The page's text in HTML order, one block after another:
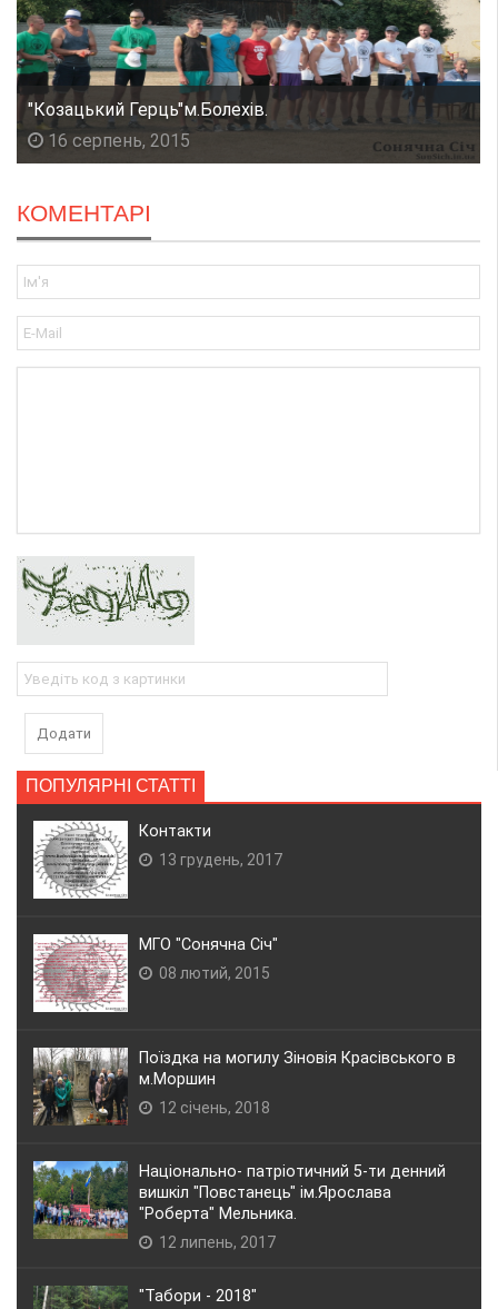
"Козацький Герць"м.Болехів.
16 серпень, 2015
КОМЕНТАРІ
Додати
ПОПУЛЯРНІ СТАТТІ
Контакти
13 грудень, 2017
МГО "Сонячна Січ"
08 лютий, 2015
Поїздка на могилу Зіновія Красівського в
м.Моршин
12 січень, 2018
Національно- патріотичний 5-ти денний
вишкіл "Повстанець" ім.Ярослава
"Роберта" Мельника.
12 липень, 2017
"Табори - 2018"